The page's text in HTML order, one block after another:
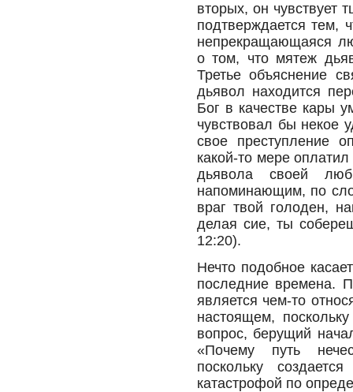
вторых, он чувствует
подтверждается тем,
непрекращающаяся
о том, что мятеж
Третье объяснение
дьявол находится
Бог в качестве кары
чувствовал бы некое
свое преступление
какой-то мере
дьявола своей
напоминающим, по
враг твой голоден,
делая сие, ты
12:20).
Нечто подобное
последние времена.
является чем-то
настоящем,
вопрос, берущий
«Почему путь
поскольку
катастрофой по